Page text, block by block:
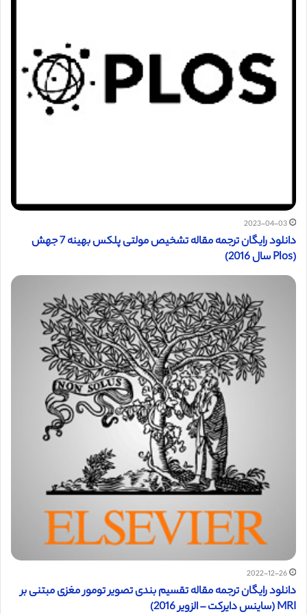
2023-04-03
دانلود رایگان ترجمه مقاله تشخیص مولتی پلکس بهینه 7 جهش
(Plos سال 2016)
2022-12-26
دانلود رایگان ترجمه مقاله تقسیم‌ بندی تصویر تومور مغزی مبتنی بر
MRI (ساینس دایرکت – الزویر 2016)